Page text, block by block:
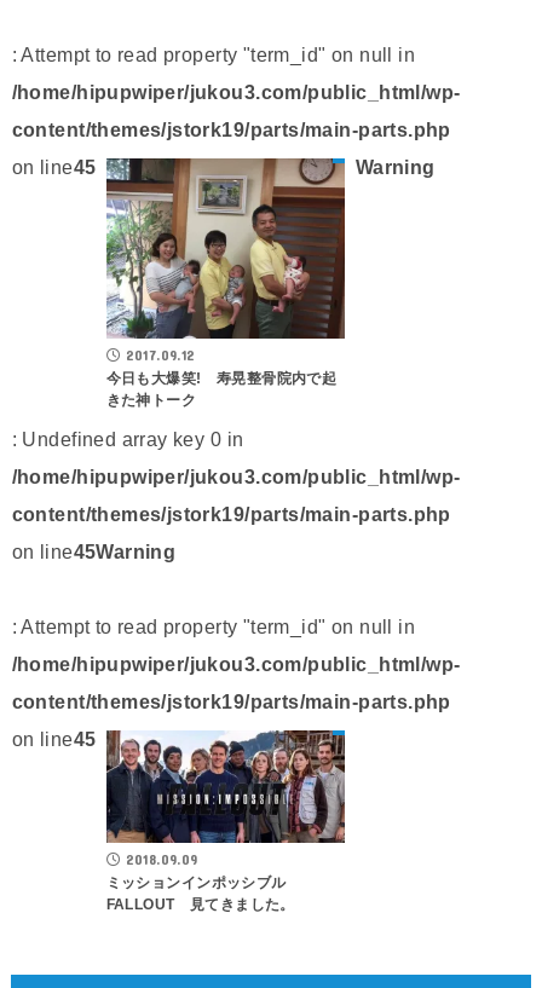
: Attempt to read property "term_id" on null in
/home/hipupwiper/jukou3.com/public_html/wp-
content/themes/jstork19/parts/main-parts.php
on line45
2017.09.12
今日も大爆笑! 寿晃整骨院内で起
きた神トーク
Warning
: Undefined array key 0 in
/home/hipupwiper/jukou3.com/public_html/wp-
content/themes/jstork19/parts/main-parts.php
on line45Warning
: Attempt to read property "term_id" on null in
/home/hipupwiper/jukou3.com/public_html/wp-
content/themes/jstork19/parts/main-parts.php
on line45
2018.09.09
ミッションインポッシブル
FALLOUT 見てきました。